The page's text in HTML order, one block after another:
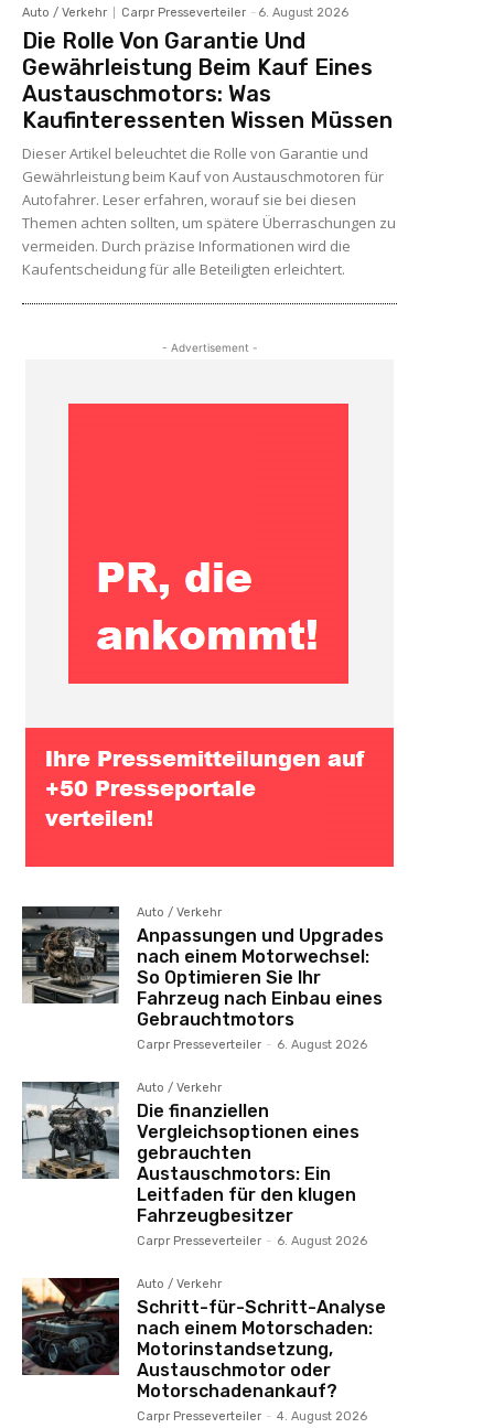
Auto / Verkehr Carpr Presseverteiler - 6. August 2026
Die Rolle Von Garantie Und
Gewährleistung Beim Kauf Eines
Austauschmotors: Was
Kaufinteressenten Wissen Müssen
Dieser Artikel beleuchtet die Rolle von Garantie und
Gewährleistung beim Kauf von Austauschmotoren für
Autofahrer. Leser erfahren, worauf sie bei diesen
Themen achten sollten, um spätere Überraschungen zu
vermeiden. Durch präzise Informationen wird die
Kaufentscheidung für alle Beteiligten erleichtert.
- Advertisement -
Auto / Verkehr
Anpassungen und Upgrades
nach einem Motorwechsel:
So Optimieren Sie Ihr
Fahrzeug nach Einbau eines
Gebrauchtmotors
Carpr Presseverteiler - 6. August 2026
Auto / Verkehr
Die finanziellen
Vergleichsoptionen eines
gebrauchten
Austauschmotors: Ein
Leitfaden für den klugen
Fahrzeugbesitzer
Carpr Presseverteiler - 6. August 2026
Auto / Verkehr
Schritt-für-Schritt-Analyse
nach einem Motorschaden:
Motorinstandsetzung,
Austauschmotor oder
Motorschadenankauf?
Carpr Presseverteiler - 4. August 2026